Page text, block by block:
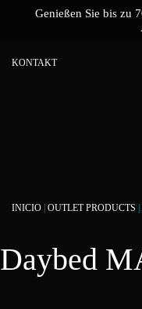
Genießen Sie bis zu
KONTAKT
INICIO OUTLET PRODUCTS
Daybed